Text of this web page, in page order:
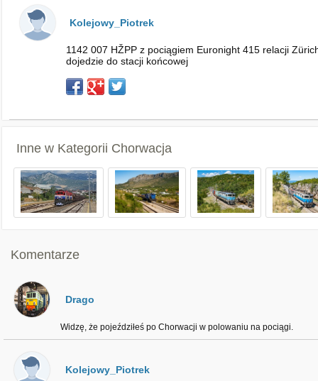
Kolejowy_Piotrek
1142 007 HŽPP z pociągiem Euronight 415 relacji
dojedzie do stacji końcowej
Inne w Kategorii Chorwacja
Komentarze
Drago
Widzę, że pojeździłeś po Chorwacji w polowaniu na pociągi.
Kolejowy_Piotrek